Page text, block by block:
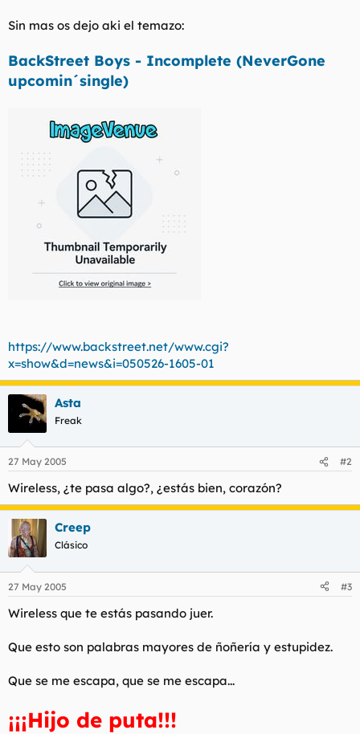
Sin mas os dejo aki el temazo:
BackStreet Boys - Incomplete (NeverGone
upcomin´single)
https://www.backstreet.net/www.cgi?
x=show&d=news&i=050526-1605-01
Asta
Freak
27 May 2005 #2
Wireless, ¿te pasa algo?, ¿estás bien, corazón?
Creep
Clásico
27 May 2005 #3
Wireless que te estás pasando juer.
Que esto son palabras mayores de ñoñería y estupidez.
Que se me escapa, que se me escapa...
¡¡¡Hijo de puta!!!